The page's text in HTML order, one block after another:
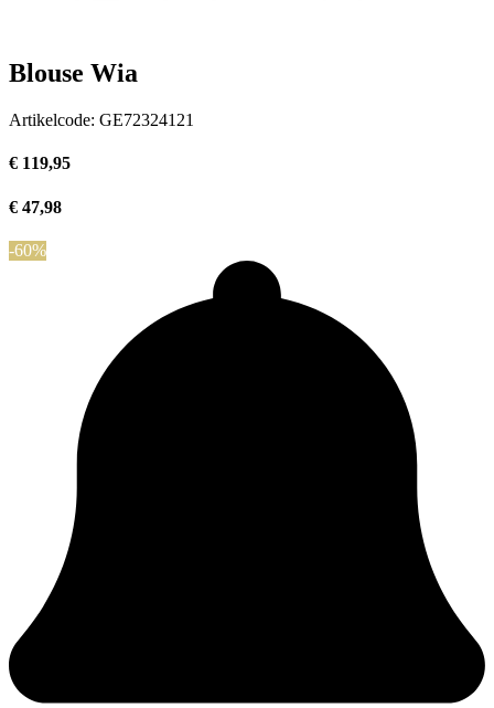
Blouse Wia
Artikelcode: GE72324121
€ 119,95
€ 47,98
-60%